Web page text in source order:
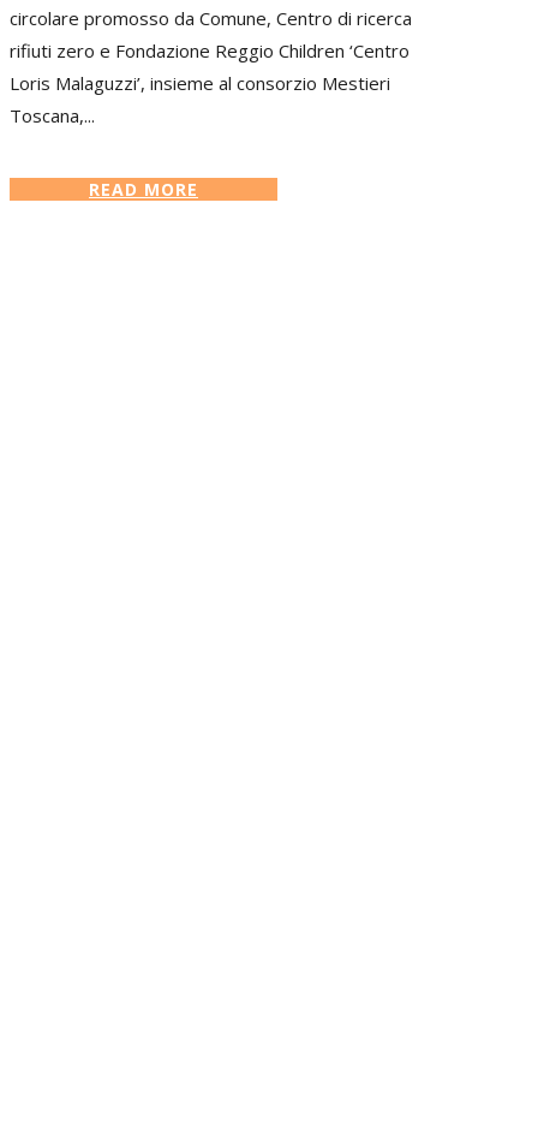
circolare promosso da Comune, Centro di ricerca
rifiuti zero e Fondazione Reggio Children ‘Centro
Loris Malaguzzi’, insieme al consorzio Mestieri
Toscana,...
READ MORE